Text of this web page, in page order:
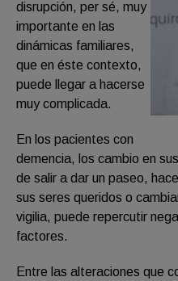
disrupción, per sé, muy
importante en las
dinámicas familiares,
que en éste contexto,
puede llegar a hacerse
muy complicada.
En los pacientes con
demencia, los cambio en
de salir a dar un paseo,
sus seres queridos o
vigilia, puede repercutir
factores.
Entre las alteraciones que